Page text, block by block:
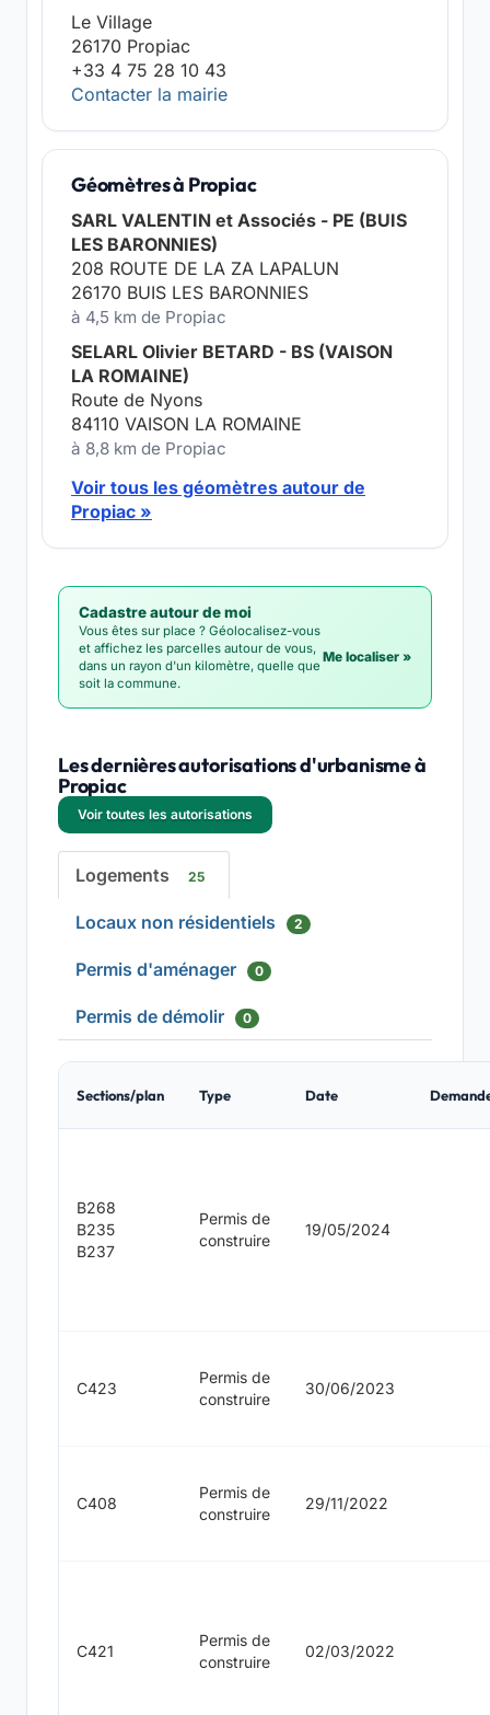
Le Village
26170 Propiac
+33 4 75 28 10 43
Contacter la mairie
Géomètres à Propiac
SARL VALENTIN et Associés - PE (BUIS
LES BARONNIES)
208 ROUTE DE LA ZA LAPALUN
26170 BUIS LES BARONNIES
à 4,5 km de Propiac
SELARL Olivier BETARD - BS (VAISON
LA ROMAINE)
Route de Nyons
84110 VAISON LA ROMAINE
à 8,8 km de Propiac
Voir tous les géomètres autour de
Propiac »
Cadastre autour de moi
Vous êtes sur place ? Géolocalisez-vous
et affichez les parcelles autour de vous,
dans un rayon d'un kilomètre, quelle que
soit la commune.
Me localiser »
Les dernières autorisations d'urbanisme à
Propiac
Voir toutes les autorisations
Logements 25
Locaux non résidentiels 2
Permis d'aménager 0
Permis de démolir 0
Sections/plan Type Date
B268
B235
B237
Permis de
construire
19/05/2024
C423
Permis de
construire
30/06/2023
C408
Permis de
construire
29/11/2022
C421
Permis de
construire
02/03/2022